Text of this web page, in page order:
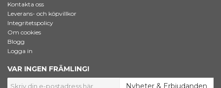
Kontakta oss
Leverans- och köpvillkor
Integritetspolicy
Om cookies
Blogg
Logga in
VAR INGEN FRÄMLING!
Nyheter & Erbjudanden